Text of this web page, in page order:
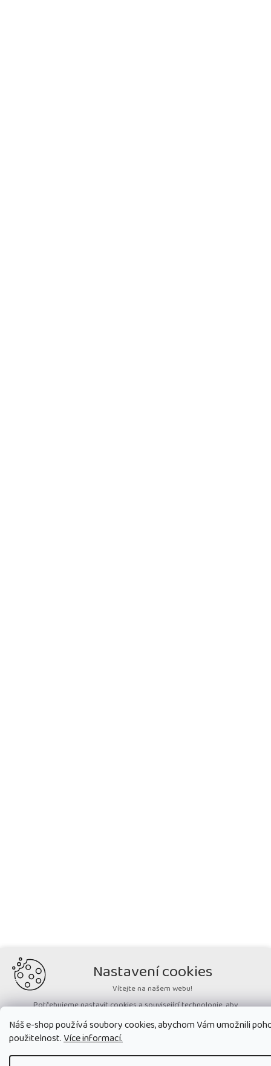
Náš e-shop používá soubory cookies, abychom Vám umožnili
použitelnost.Více informací.
Nastavení cookies
Vítejte na našem webu!
Potřebujeme nastavit cookies a související technologie, aby
přesně to, co potřebujete. Soubory cookies používané na našem webu
nikdy neslouží ke zjišťování totožnosti uživatelů stránek